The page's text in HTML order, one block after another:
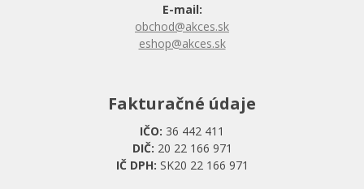
E-mail:
obchod@akces.sk
eshop@akces.sk
Fakturačné údaje
IČO: 36 442 411
DIČ: 20 22 166 971
IČ DPH: SK20 22 166 971